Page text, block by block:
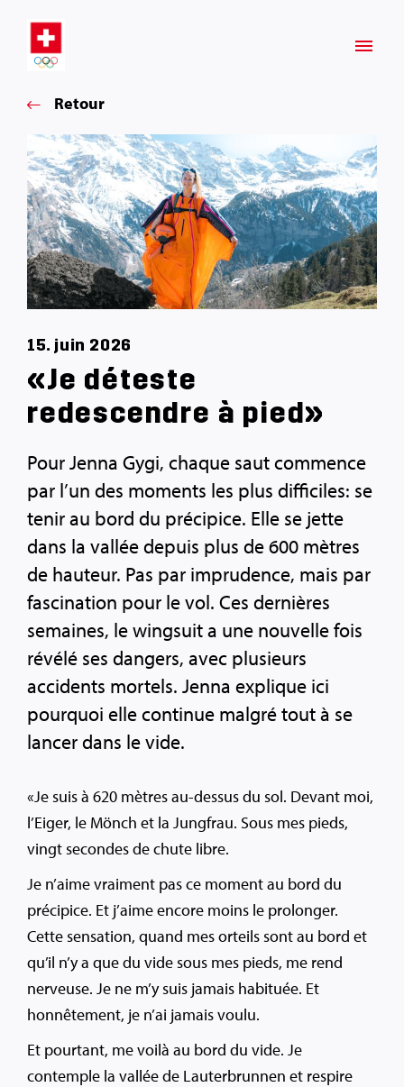
Retour
15. juin 2026
«Je déteste
redescendre à pied»
Pour Jenna Gygi, chaque saut commence
par l’un des moments les plus difficiles: se
tenir au bord du précipice. Elle se jette
dans la vallée depuis plus de 600 mètres
de hauteur. Pas par imprudence, mais par
fascination pour le vol. Ces dernières
semaines, le wingsuit a une nouvelle fois
révélé ses dangers, avec plusieurs
accidents mortels. Jenna explique ici
pourquoi elle continue malgré tout à se
lancer dans le vide.
«Je suis à 620 mètres au-dessus du sol. Devant moi,
l’Eiger, le Mönch et la Jungfrau. Sous mes pieds,
vingt secondes de chute libre.
Je n’aime vraiment pas ce moment au bord du
précipice. Et j’aime encore moins le prolonger.
Cette sensation, quand mes orteils sont au bord et
qu’il n’y a que du vide sous mes pieds, me rend
nerveuse. Je ne m’y suis jamais habituée. Et
honnêtement, je n’ai jamais voulu.
Et pourtant, me voilà au bord du vide. Je
contemple la vallée de Lauterbrunnen et respire